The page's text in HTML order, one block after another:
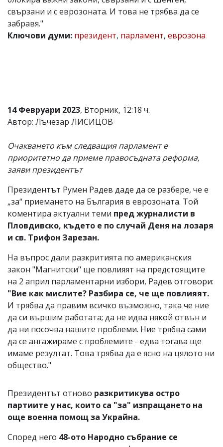
Коментарите
статиите
се
отговорност
за
тях!
откриете
обиден
за
вас
моля
сигнализирайте
ни!
свързани и с еврозоната. И това не трябва да се
забравя."
Ключови думи: президент, парламент, еврозона
14 Февруари 2023, Вторник, 12:18 ч.
Автор: Лъчезар ЛИСИЦОВ
Очакването към следващия парламент е
приоритетно да приеме правосъдната реформа,
заяви президентът
Президентът Румен Радев даде да се разбере, че е
„за“ приемането на България в еврозоната. Той
коментира актуални теми пред журналисти в
Пловдивско, където е по случай Деня на лозаря
и св. Трифон Зарезан.
На въпрос дали разкритията по американския
закон "Магнитски" ще повлияят на предстоящите
на 2 април парламентарни избори, Радев отговори:
"Вие как мислите? Разбира се, че ще повлияят.
И трябва да правим всичко възможно, така че ние
да си вършим работата; да не идва някой отвън и
да ни посочва нашите проблеми. Ние трябва сами
да се ангажираме с проблемите - едва тогава ще
имаме резултат. Това трябва да е ясно на цялото ни
общество."
Президентът отново разкритикува остро
партиите у нас, които са "за" изпращането на
още военна помощ за Украйна.
Според него 48-ото Народно събрание се